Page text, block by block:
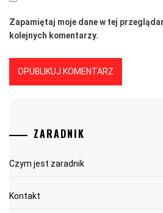
Zapamiętaj moje dane w tej
kolejnych komentarzy.
ZARADNIK
Czym jest zaradnik
Kontakt